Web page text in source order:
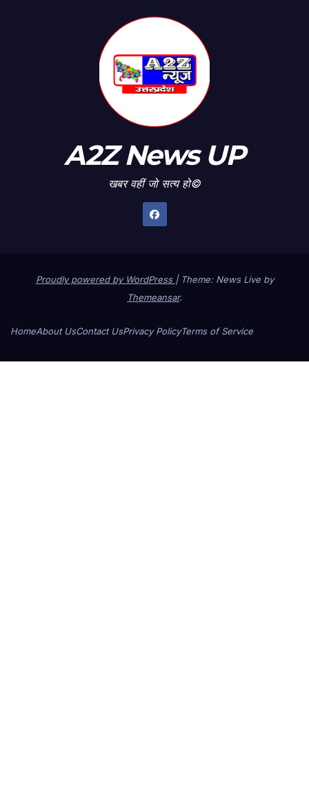
A2Z News UP
खबर वहीं जो सत्य हो©
Proudly powered by WordPress | Theme: News Live by
Themeansar.
HomeAbout UsContact UsPrivacy PolicyTerms of Service